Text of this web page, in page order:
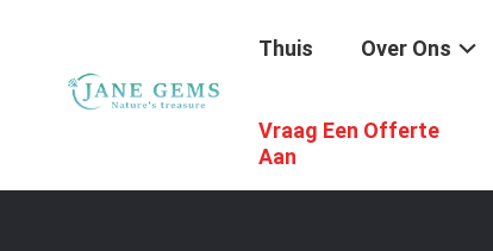
Thuis Over Ons
Vraag Een Offerte
Aan
Handgemaakte Juwelen Van